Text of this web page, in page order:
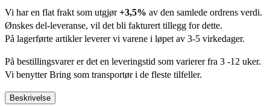
Vi har en flat frakt som utgjør+3,5% av den samlede ordrens verdi.
Ønskes del-leveranse, vil det bli fakturert tillegg for dette.
På lagerførte artikler leverer vi varene i løpet av 3-5 virkedager.
På bestillingsvarer er det en leveringstid som varierer fra 3 -12 uker.
Vi benytter Bring som transportør i de fleste tilfeller.
Beskrivelse